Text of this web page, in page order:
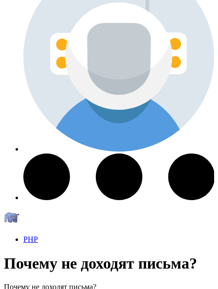
PHP
Почему не доходят письма?
Почему не доходят письма?